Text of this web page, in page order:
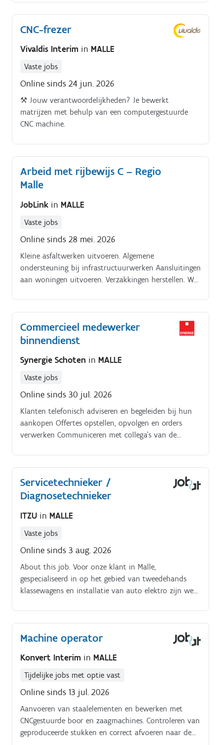
CNC-frezer
Vivaldis Interim in MALLE
Vaste jobs
Online sinds 24 jun. 2026
⚒️ Jouw verantwoordelijkheden? Je bewerkt
matrijzen met behulp van een computergestuurde
CNC machine.
Arbeid met rijbewijs C – Regio
Malle
JobLink in MALLE
Vaste jobs
Online sinds 28 mei. 2026
Kleine asfaltwerken uitvoeren. Algemene
ondersteuning bij infrastructuurwerken Aansluitingen
aan woningen uitvoeren. Verzakkingen herstellen. Wat
Commercieel medewerker
binnendienst
Synergie Schoten in MALLE
Vaste jobs
Online sinds 30 jul. 2026
Klanten telefonisch adviseren en begeleiden bij hun
aankopen Offertes opstellen, opvolgen en orders
verwerken Communiceren met collega’s van de
de Belgische consumentenmarkt
Servicetechnieker /
Diagnosetechnieker
ITZU in MALLE
Vaste jobs
Online sinds 3 aug. 2026
About this job. Voor onze klant in Malle,
gespecialiseerd in op het gebied van tweedehands
klassewagens en installatie van auto elektro zijn we
diagnosetechnieker.
Machine operator
Konvert Interim in MALLE
Tijdelijke jobs met optie vast
Online sinds 13 jul. 2026
Aanvoeren van staalelementen en bewerken met
CNCgestuurde boor en zaagmachines. Controleren van
geproduceerde stukken en correct afvoeren naar de